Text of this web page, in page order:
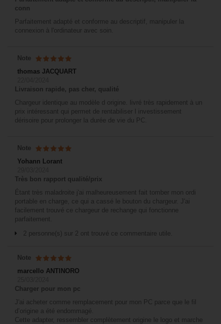
conn
Parfaitement adapté et conforme au descriptif, manipuler la
connexion à l'ordinateur avec soin.
Note
thomas JACQUART
Livraison rapide, pas cher, qualité
Chargeur identique au modèle d origine. livré très rapidement à un
prix intéressant qui permet de rentabiliser l investissement
dérisoire pour prolonger la durée de vie du PC.
Note
Yohann Lorant
Très bon rapport qualité/prix
Étant très maladroite j'ai malheureusement fait tomber mon ordi
portable en charge, ce qui a cassé le bouton du chargeur. J'ai
facilement trouvé ce chargeur de rechange qui fonctionne
parfaitement.
2 personne(s) sur 2 ont trouvé ce commentaire utile.
Note
marcello ANTINORO
Charger pour mon pc
J'ai acheter comme remplacement pour mon PC parce que le fil
d’origine a été endommagé.
Cette adapter, ressembler complètement origine le logo et marche